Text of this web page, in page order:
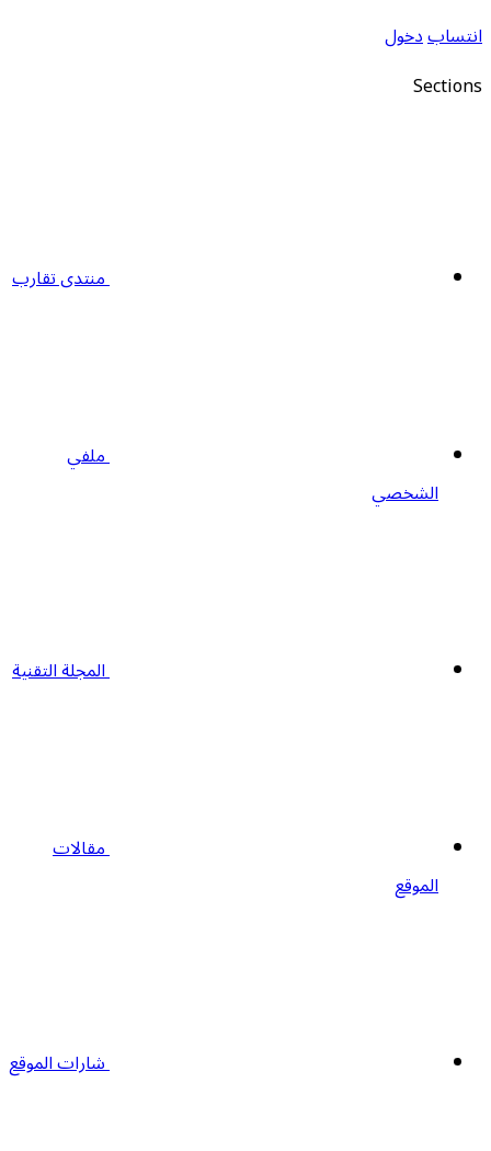
انتسابدخول
Sections
منتدى تقارب
ملفي
الشخصي
المجلة التقنية
مقالات
الموقع
شارات الموقع